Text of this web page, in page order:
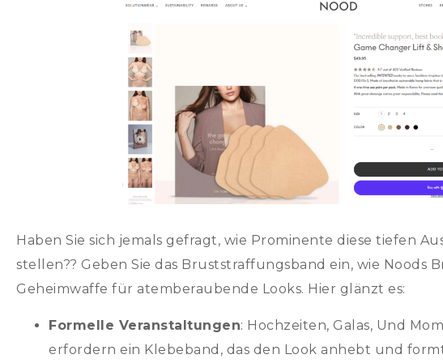
Haben Sie sich jemals gefragt, wie Prominente diese tiefen
stellen?? Geben Sie das Bruststraffungsband ein, wie Noods
Geheimwaffe für atemberaubende Looks. Hier glänzt es:
Formelle Veranstaltungen: Hochzeiten, Galas, Und
erfordern ein Klebeband, das den Look anhebt und